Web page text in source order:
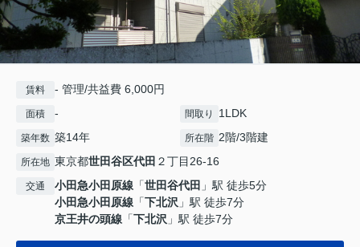
賃料 - 管理/共益費 6,000円
面積 - 間取り 1LDK
築年数 築14年 所在階 2階/3階建
所在地 東京都世田谷区代田 ２丁目26-16
交通 小田急小田原線 「世田谷代田 」駅 徒歩5分
小田急小田原線 「下北沢 」駅 徒歩7分
京王井の頭線 「下北沢 」駅 徒歩7分